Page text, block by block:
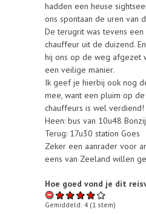
hadden een heuse
ons spontaan de uren van
De terugrit was tevens een
chauffeur uit de duizend.
hij ons op de weg afgezet
een veilige manier.
Ik geef je hierbij ook nog
mee, want een pluim op
chauffeurs is wel verdiend!
Heen: bus van 10u48
Terug: 17u30 station Goes
Zeker een aanrader voor
eens van Zeeland willen
Hoe goed vond je dit
Gemiddeld: 4 (1 stem)